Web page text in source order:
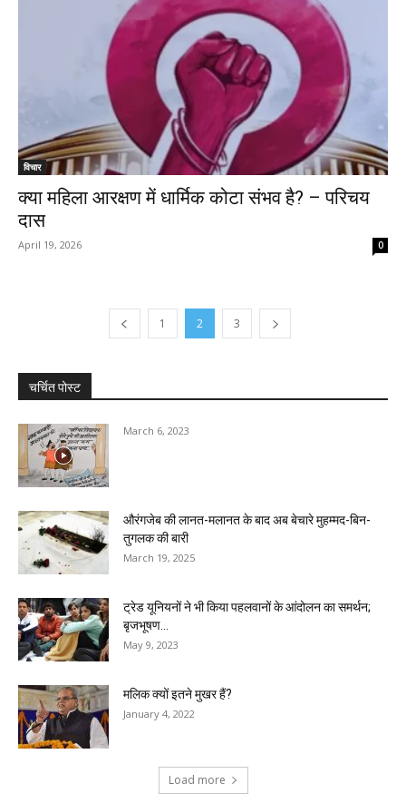
विचार
क्या महिला आरक्षण में धार्मिक कोटा संभव है? – परिचय
दास
April 19, 2026 0
1 2 3
चर्चित पोस्ट
March 6, 2023
औरंगजेब की लानत-मलानत के बाद अब बेचारे मुहम्मद-बिन-
तुगलक की बारी
March 19, 2025
ट्रेड यूनियनों ने भी किया पहलवानों के आंदोलन का समर्थन;
बृजभूषण...
May 9, 2023
मलिक क्यों इतने मुखर हैं?
January 4, 2022
Load more